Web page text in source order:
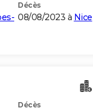
Décès
08/08/2023 à Nice
Décès